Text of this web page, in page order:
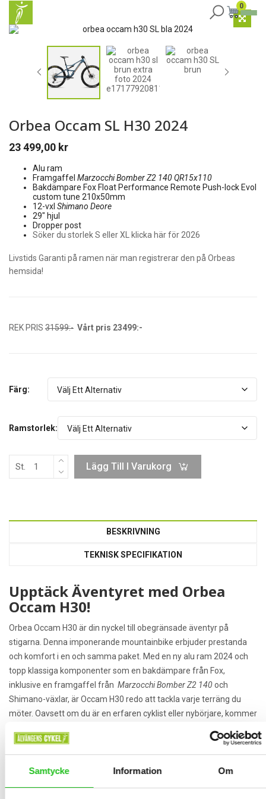
Samtycke Information Om
0
Orbea Occam SL H30 2024
23 499,00 kr
Alu ram
Framgaffel Marzocchi Bomber Z2 140 QR15x110
Bakdämpare Fox Float Performance Remote Push-lock Evol
custom tune 210x50mm
12-vxl Shimano Deore
29″ hjul
Dropper post
Söker du storlek S eller XL klicka här för 2026
Livstids Garanti på ramen när man registrerar den på Orbeas
hemsida!
REK PRIS 31599:- Vårt pris 23499:-
Färg:
Ramstorlek:
St. Lägg Till I Varukorg
BESKRIVNING
TEKNISK SPECIFIKATION
Upptäck Äventyret med Orbea
Occam H30!
Orbea Occam H30 är din nyckel till obegränsade äventyr på
stigarna. Denna imponerande mountainbike erbjuder prestanda
och komfort i en och samma paket. Med en ny alu ram 2024 och
topp klassiga komponenter som en bakdämpare från Fox,
inklusive en framgaffel från Marzocchi Bomber Z2 140och
Shimano-växlar, är Occam H30 redo att tackla varje terräng du
möter. Oavsett om du är en erfaren cyklist eller nybörjare, kommer
H30 erbjuder. Gör ditt nästa äventyr minnesvärt med Orbea
Occam H30 – din trogna följeslagare på stigarna! Beställ nu för en
upplevelse som tar din cykling till nästa nivå